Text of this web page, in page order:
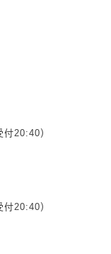
20:40）
20:40）